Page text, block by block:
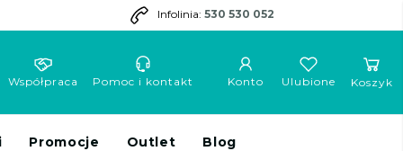
Infolinia: 530 530 052
Współpraca Pomoc i kontakt Konto Koszyk
Ulubione
Promocje Outlet Blog